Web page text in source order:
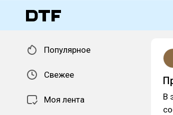
Популярное
Свежее
Моя лента
В